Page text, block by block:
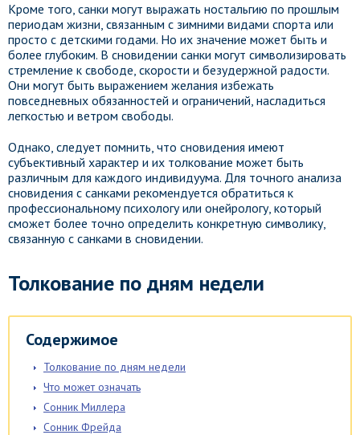
Кроме того, санки могут выражать ностальгию по прошлым
периодам жизни, связанным с зимними видами спорта или
просто с детскими годами. Но их значение может быть и
более глубоким. В сновидении санки могут символизировать
стремление к свободе, скорости и безудержной радости.
Они могут быть выражением желания избежать
повседневных обязанностей и ограничений, насладиться
легкостью и ветром свободы.
Однако, следует помнить, что сновидения имеют
субъективный характер и их толкование может быть
различным для каждого индивидуума. Для точного анализа
сновидения с санками рекомендуется обратиться к
профессиональному психологу или онейрологу, который
сможет более точно определить конкретную символику,
связанную с санками в сновидении.
Толкование по дням недели
Содержимое
Толкование по дням недели
Что может означать
Сонник Миллера
Сонник Фрейда